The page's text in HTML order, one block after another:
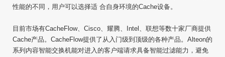
性能的不同，用户可以选择适 合自身环境的Cache设备。
目前市场有CacheFlow、Cisco、耀腾、Intel、联想等数十家厂商提供
Cache产品。CacheFlow提供了从入门级到顶级的各种产品。Alteon的
系列内容智能交换机能对进入的客户端请求具备智能过滤能力，避免